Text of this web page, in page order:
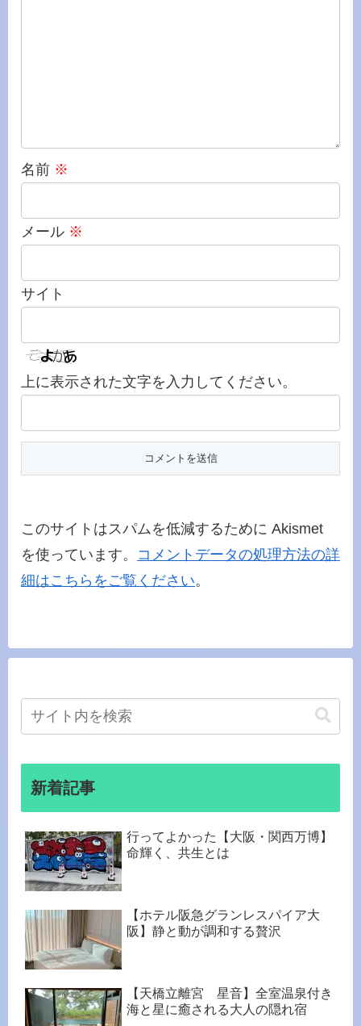
名前 ※
メール ※
サイト
上に表示された文字を入力してください。
このサイトはスパムを低減するために Akismet
を使っています。 コメントデータの処理方法の詳
細はこちらをご覧ください。
新着記事
行ってよかった【大阪・関西万博】
命輝く、共生とは
【ホテル阪急グランレスパイア大
阪】静と動が調和する贅沢
【天橋立離宮 星音】全室温泉付き
海と星に癒される大人の隠れ宿